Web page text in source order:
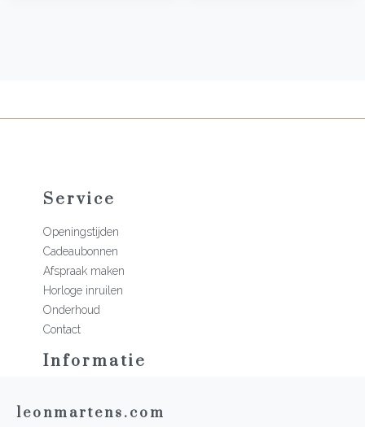
Service
Openingstijden
Cadeaubonnen
Afspraak maken
Horloge inruilen
Onderhoud
Contact
Informatie
Historie
leonmartens.com